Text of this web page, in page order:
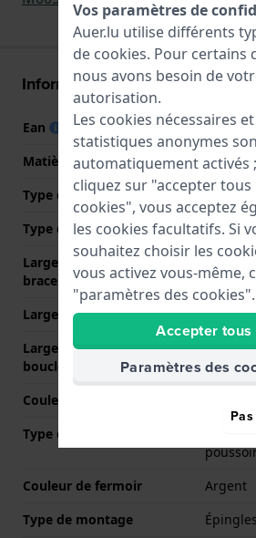
Informations bracelet
Ean
Matière bracelet
Acier
Type de matériau
Type de bracelet
Largeur de la patte (du
bracelet)
22 mm
Largeur entre Corne
22 mm
Largeur de bande à la
boucle
19 mm
Couleur du bracelet
Type de fermoir
Couleur de fermoir
Argent
Type de montage
Vos paramètres de
Auer.lu utilise différents
de cookies. Pour certains
nous avons besoin de
autorisation.
Les cookies nécessaires
statistiques anonymes
automatiquement activés
cliquez sur "accepter tous
cookies", vous acceptez
les cookies facultatifs. Si
souhaitez choisir les
vous activez vous-même,
"paramètres des cookies".
Accepter tous
Paramètres des